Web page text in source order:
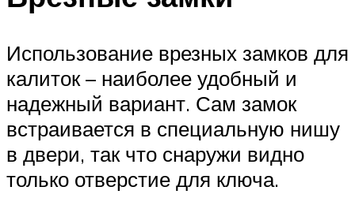
Использование врезных замков для
калиток – наиболее удобный и
надежный вариант. Сам замок
встраивается в специальную нишу
в двери, так что снаружи видно
только отверстие для ключа.